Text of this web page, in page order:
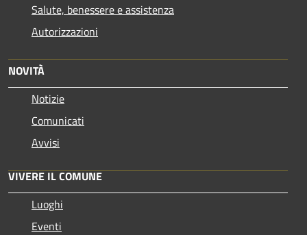
Salute, benessere e assistenza
Autorizzazioni
NOVITÀ
Notizie
Comunicati
Avvisi
VIVERE IL COMUNE
Luoghi
Eventi